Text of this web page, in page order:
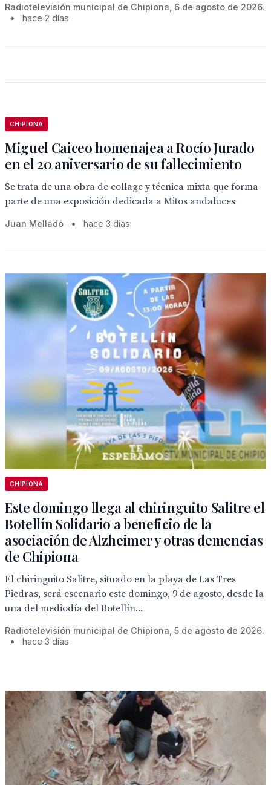
Radiotelevisión municipal de Chipiona, 6 de agosto de 2026.
•
hace 2 días
CHIPIONA
Miguel Caiceo homenajea a Rocío Jurado
en el 20 aniversario de su fallecimiento
Se trata de una obra de collage y técnica mixta que forma
parte de una exposición dedicada a Mitos andaluces
Juan Mellado • hace 3 días
CHIPIONA
Este domingo llega al chiringuito Salitre el
Botellín Solidario a beneficio de la
asociación de Alzheimer y otras demencias
de Chipiona
El chiringuito Salitre, situado en la playa de Las Tres
Piedras, será escenario este domingo, 9 de agosto, desde la
una del mediodía del Botellín...
Radiotelevisión municipal de Chipiona, 5 de agosto de 2026.
•
hace 3 días